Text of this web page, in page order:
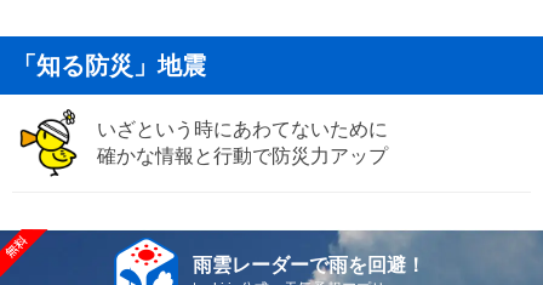
「知る防災」地震
いざという時にあわてないために
確かな情報と行動で防災力アップ
雨雲レーダーで雨を回避！